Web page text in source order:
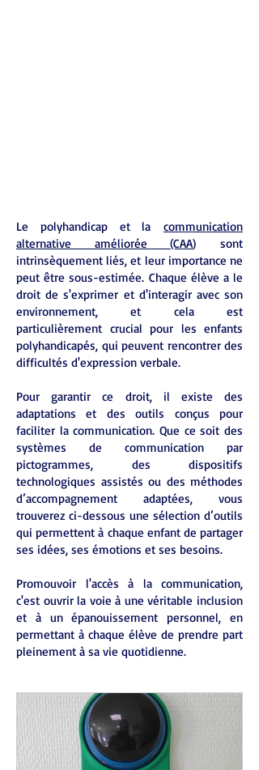
Le polyhandicap et la communication
alternative améliorée (CAA)sont
intrinsèquement liés, et leur importance ne
peut être sous-estimée. Chaque élève a le
droit de s'exprimer et d'interagir avec son
environnement, et cela est
particulièrement crucial pour les enfants
polyhandicapés, qui peuvent rencontrer des
difficultés d'expression verbale.
Pour garantir ce droit, il existe des
adaptations et des outils conçus pour
faciliter la communication. Que ce soit des
systèmes de communication par
pictogrammes, des dispositifs
technologiques assistés ou des méthodes
d’accompagnement adaptées, vous
trouverez ci-dessous une sélection d’outils
qui permettent à chaque enfant de partager
ses idées, ses émotions et ses besoins.
Promouvoir l'accès à la communication,
c'est ouvrir la voie à une véritable inclusion
et à un épanouissement personnel, en
permettant à chaque élève de prendre part
pleinement à sa vie quotidienne.